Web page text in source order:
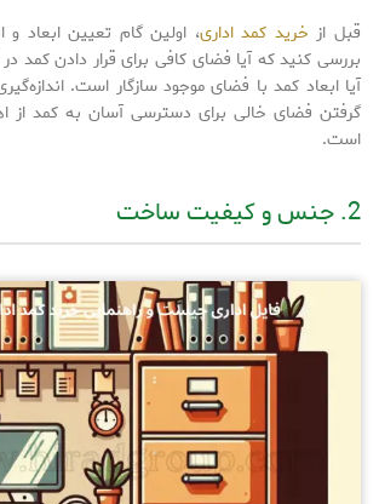
قبل از خرید کمد اداری، اولین گام تعیین ابعاد و
بررسی کنید که آیا فضای کافی برای قرار دادن کمد در
آیا ابعاد کمد با فضای موجود سازگار است.
گرفتن فضای خالی برای دسترسی آسان به کمد از
است.
2. جنس و کیفیت ساخت